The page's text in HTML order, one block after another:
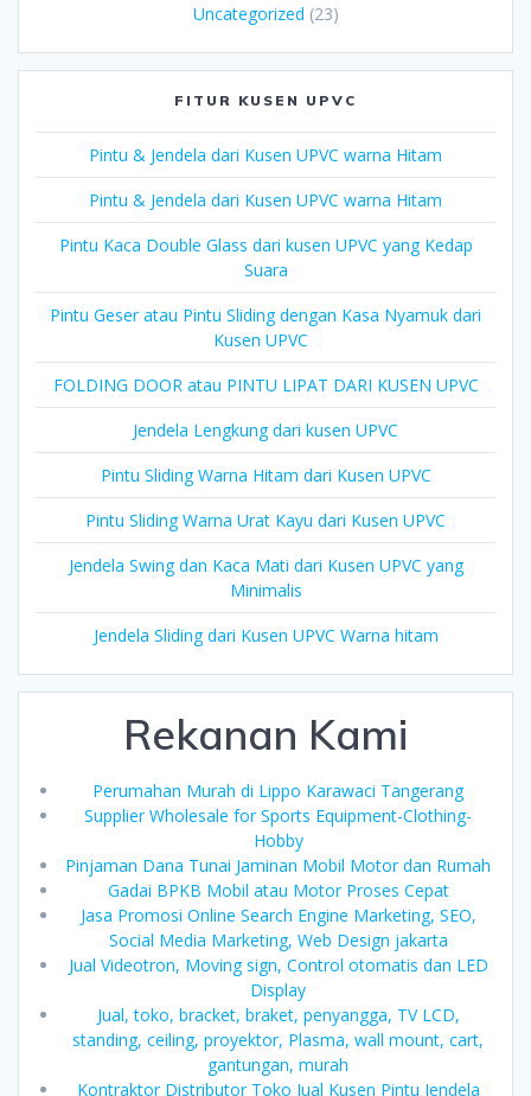
Uncategorized (23)
FITUR KUSEN UPVC
Pintu & Jendela dari Kusen UPVC warna Hitam
Pintu & Jendela dari Kusen UPVC warna Hitam
Pintu Kaca Double Glass dari kusen UPVC yang Kedap
Suara
Pintu Geser atau Pintu Sliding dengan Kasa Nyamuk dari
Kusen UPVC
FOLDING DOOR atau PINTU LIPAT DARI KUSEN UPVC
Jendela Lengkung dari kusen UPVC
Pintu Sliding Warna Hitam dari Kusen UPVC
Pintu Sliding Warna Urat Kayu dari Kusen UPVC
Jendela Swing dan Kaca Mati dari Kusen UPVC yang
Minimalis
Jendela Sliding dari Kusen UPVC Warna hitam
Rekanan Kami
Perumahan Murah di Lippo Karawaci Tangerang
Supplier Wholesale for Sports Equipment-Clothing-
Hobby
Pinjaman Dana Tunai Jaminan Mobil Motor dan Rumah
Gadai BPKB Mobil atau Motor Proses Cepat
Jasa Promosi Online Search Engine Marketing, SEO,
Social Media Marketing, Web Design jakarta
Jual Videotron, Moving sign, Control otomatis dan LED
Display
Jual, toko, bracket, braket, penyangga, TV LCD,
standing, ceiling, proyektor, Plasma, wall mount, cart,
gantungan, murah
Kontraktor Distributor Toko Jual Kusen Pintu Jendela